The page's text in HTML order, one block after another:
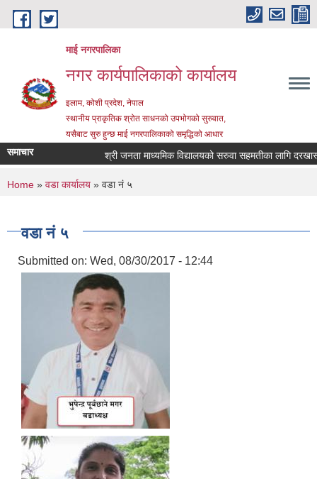
Skip to main content
माई नगरपालिका
नगर कार्यपालिकाको कार्यालय
इलाम, कोशी प्रदेश, नेपाल
स्थानीय प्राकृतिक श्रोत साधनको उपभोगको सुरुवात,
यसैबाट सुरु हुन्छ माई नगरपालिकाको समृद्धिको आधार
समाचार श्री जनता माध्यमिक विद्यालयको सरुवा सहमतीका लागि दरखास्त
You are here
Home » वडा कार्यालय » वडा नं ५
वडा नं ५
Submitted on: Wed, 08/30/2017 - 12:44